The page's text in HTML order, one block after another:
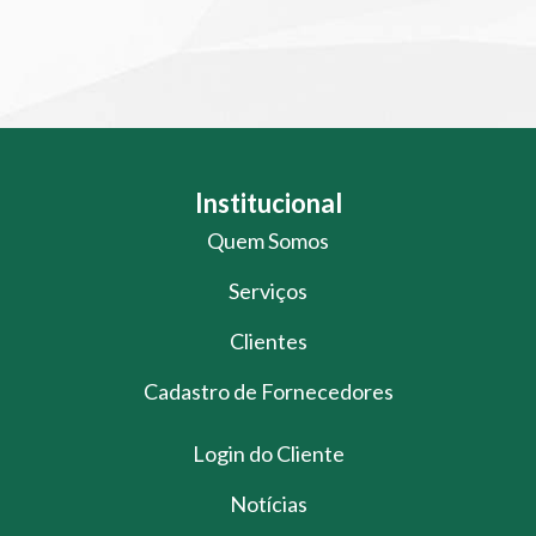
Institucional
Quem Somos
Serviços
Clientes
Cadastro de Fornecedores
Login do Cliente
Notícias